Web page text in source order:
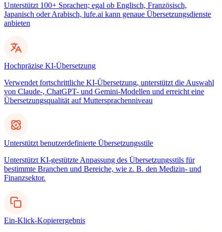
Unterstützt 100+ Sprachen; egal ob Englisch, Französisch,
Japanisch oder Arabisch, lufe.ai kann genaue Übersetzungsdienste
anbieten
Hochpräzise KI-Übersetzung
Verwendet fortschrittliche KI-Übersetzung, unterstützt die Auswahl
von Claude-, ChatGPT- und Gemini-Modellen und erreicht eine
Übersetzungsqualität auf Muttersprachenniveau
Unterstützt benutzerdefinierte Übersetzungsstile
Unterstützt KI-gestützte Anpassung des Übersetzungsstils für
bestimmte Branchen und Bereiche, wie z. B. den Medizin- und
Finanzsektor.
Ein-Klick-Kopierergebnis